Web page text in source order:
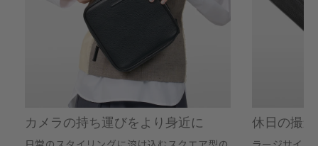
カメラの持ち運びをより身近に 休日の撮